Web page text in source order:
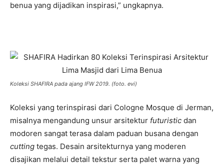
benua yang dijadikan inspirasi,” ungkapnya.
Koleksi SHAFIRA pada ajang IFW 2019. (foto. evi)
Koleksi yang terinspirasi dari Cologne Mosque di Jerman,
misalnya mengandung unsur arsitektur futuristic dan
modoren sangat terasa dalam paduan busana dengan
cutting tegas. Desain arsitekturnya yang moderen
disajikan melalui detail tekstur serta palet warna yang